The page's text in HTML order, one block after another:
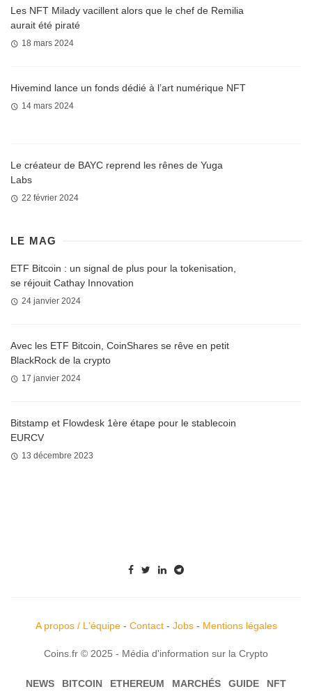
Les NFT Milady vacillent alors que le chef de Remilia
aurait été piraté
18 mars 2024
Hivemind lance un fonds dédié à l’art numérique NFT
14 mars 2024
Le créateur de BAYC reprend les rênes de Yuga
Labs
22 février 2024
LE MAG
ETF Bitcoin : un signal de plus pour la tokenisation,
se réjouit Cathay Innovation
24 janvier 2024
Avec les ETF Bitcoin, CoinShares se rêve en petit
BlackRock de la crypto
17 janvier 2024
Bitstamp et Flowdesk 1ère étape pour le stablecoin
EURCV
13 décembre 2023
A propos / L'équipe- Contact- Jobs- Mentions légales
Coins.fr © 2025 - Média d'information sur la Crypto
NEWS BITCOIN ETHEREUM MARCHÉS GUIDE
NFT